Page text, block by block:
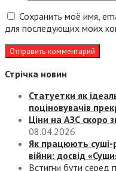
Сохранить моё имя,
для последующих моих
Стрічка новин
Статуетки як
поціновувачів
Ціни на АЗС скоро
08.04.2026
Як працюють суші-
війни: досвід
Встигни бути серед